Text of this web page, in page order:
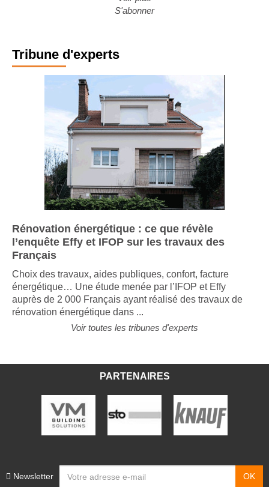
Voir plus
Tribune d'experts
Rénovation énergétique : ce que révèle
l’enquête Effy et IFOP sur les travaux des
Français
Choix des travaux, aides publiques, confort, facture
énergétique… Une étude menée par l’IFOP et Effy
auprès de 2 000 Français ayant réalisé des travaux de